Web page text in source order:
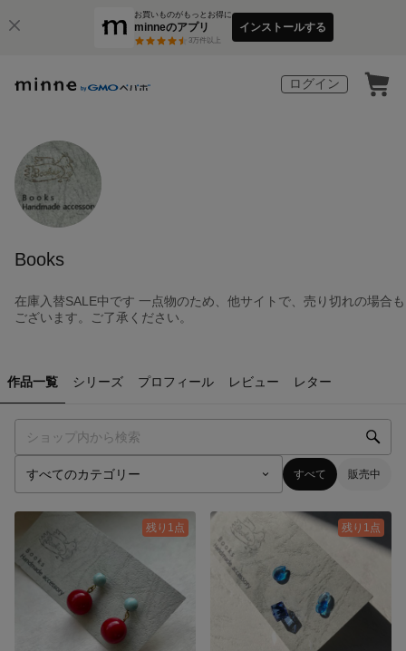
お買いものがもっとお得に
minneのアプリ
3万件以上
インストールする
ログイン
Books
在庫入替SALE中です 一点物のため、他サイトで、売り切れの場合も
ございます。ご了承ください。
作品一覧 シリーズ プロフィール レビュー レター
すべて 販売中
残り1点 残り1点